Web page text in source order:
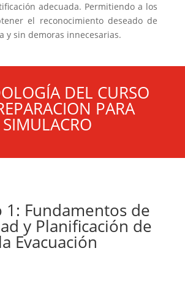
adecuada. Permitiendo a los
el reconocimiento deseado de
y sin demoras innecesarias.
DEL CURSO
PARA
SIMULACRO
1: Fundamentos de
y Planificación de
la Evacuación